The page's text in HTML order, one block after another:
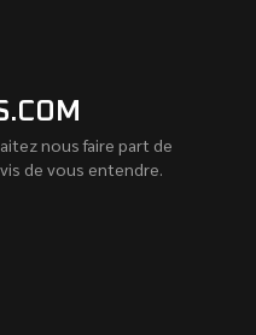
nous faire part de
de vous entendre.